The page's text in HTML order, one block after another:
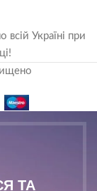
Україні при
ТА